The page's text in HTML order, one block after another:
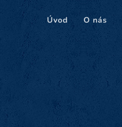
Úvod O nás